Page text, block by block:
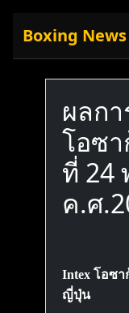
Boxing News
ผลก
โอซา
ที่ 24
ค.ศ
Intex โอซา
ญี่ปุ่น